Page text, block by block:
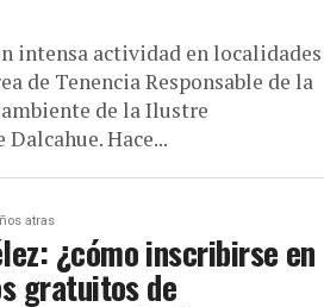
intensa actividad en localidades
de Tenencia Responsable de la
de la Ilustre
Hace...
atras
¿cómo inscribirse en
gratuitos de